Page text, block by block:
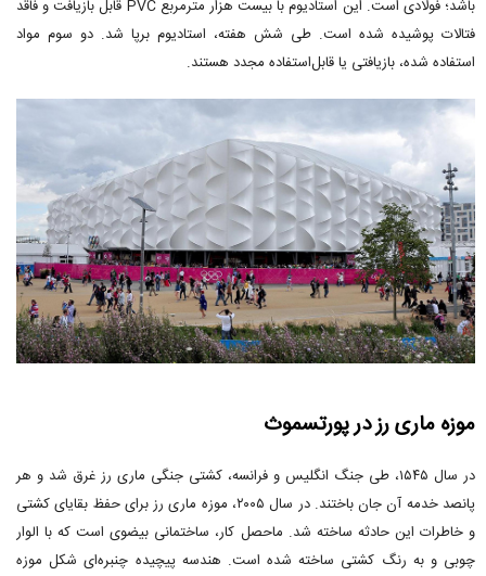
باشد؛ فولادی است. این استادیوم با بیست هزار مترمربع PVC قابل بازیافت و فاقد
فتالات پوشیده شده است. طی شش هفته، استادیوم برپا شد. دو سوم مواد
استفاده شده، بازیافتی یا قابل‌استفاده مجدد هستند.
موزه ماری رز در پورتسموث
در سال ۱۵۴۵، طی جنگ انگلیس و فرانسه، کشتی جنگی ماری رز غرق شد و هر
پانصد خدمه آن جان باختند. در سال ۲۰۰۵، موزه ماری رز برای حفظ بقایای کشتی
و خاطرات این حادثه ساخته شد. ماحصل کار، ساختمانی بیضوی است که با الوار
چوبی و به رنگ کشتی ساخته شده است. هندسه پیچیده چنبره‌ای شکل موزه